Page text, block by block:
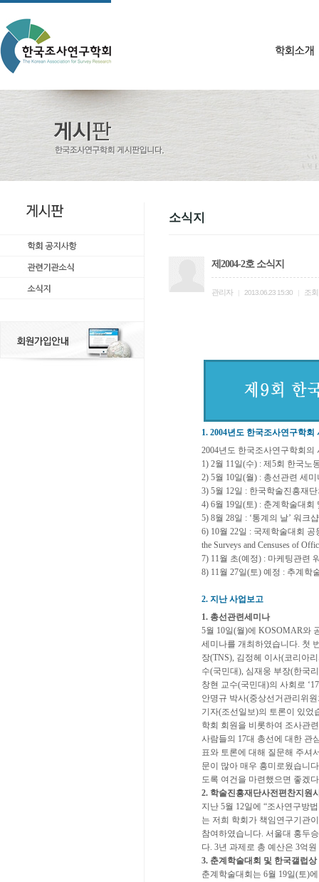
소식지
제2004-2호 소식지
관리자 2013.06.23 15:30 조회
1. 2004년도 한국조사연구학회
2004년도 한국조사연구학회
1) 2월 11일(수) : 제5회 한국노
2) 5월 10일(월) : 총선관련 세
3) 5월 12일 : 한국학술진흥재
4) 6월 19일(토) : 춘계학술대
5) 8월 28일 : ‘통계의 날’ 워크
6) 10월 22일 : 국제학술대회
the Surveys and Censuses of
7) 11월 초(예정) : 마케팅관련
8) 11월 27일(토) 예정 : 추계학
2. 지난 사업보고
1. 총선관련세미나
5월 10일(월)에 KOSOMAR와
세미나를 개최하였습니다. 첫
장(TNS), 김정헤 이사(코리아
수(국민대), 심재웅 부장(한국
창현 교수(국민대)의 사회로
안명규 박사(중상선거관리위
기자(조선일보)의 토론이 있었
학회 회원을 비롯하여 조사관
사람들의 17대 총선에 대한 관
표와 토론에 대해 질문해 주셔
문이 많아 매우 흥미로웠습니
도록 여건을 마련했으면 좋겠
2. 학술진흥재단사전편찬지원
지난 5월 12일에 “조사연구방
는 저희 학회가 책임연구기관
참여하였습니다. 서울대 홍두
다. 3년 과제로 총 예산은 3억
3. 춘계학술대회 및 한국갤럽상
춘계학술대회는 6월 19일(토)